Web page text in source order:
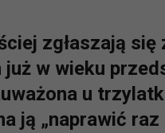
zgłaszają
w wieku
u
ją „naprawić